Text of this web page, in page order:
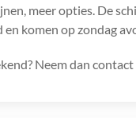
meer opties. De
komen op zondag
Neem dan